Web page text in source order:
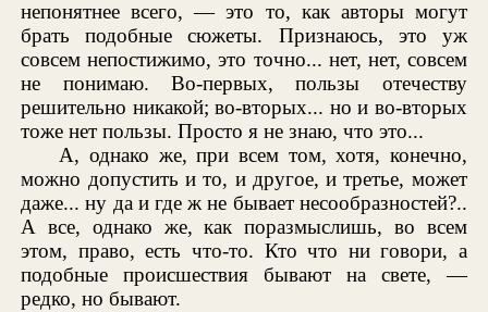
непонятнее всего, — это то, как авторы могут
брать подобные сюжеты. Признаюсь, это уж
совсем непостижимо, это точно... нет, нет, совсем
не понимаю. Во-первых, пользы отечеству
решительно никакой; во-вторых... но и во-вторых
тоже нет пользы. Просто я не знаю, что это...
А, однако же, при всем том, хотя, конечно,
можно допустить и то, и другое, и третье, может
даже... ну да и где ж не бывает несообразностей?..
А все, однако же, как поразмыслишь, во всем
этом, право, есть что-то. Кто что ни говори, а
подобные происшествия бывают на свете, —
редко, но бывают.